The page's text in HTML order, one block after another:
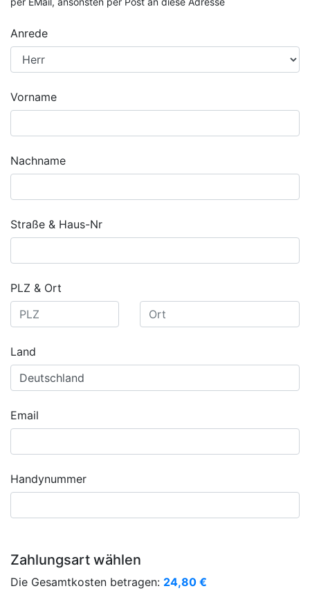
Anrede
Vorname
Nachname
Straße & Haus-Nr
PLZ & Ort
Land
Email
Handynummer
Zahlungsart wählen
Die Gesamtkosten betragen: 24,80 €